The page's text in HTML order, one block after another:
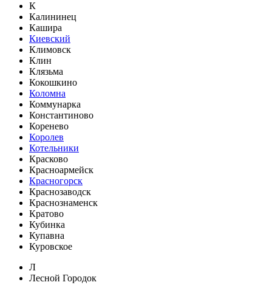
К
Калининец
Кашира
Киевский
Климовск
Клин
Клязьма
Кокошкино
Коломна
Коммунарка
Константиново
Коренево
Королев
Котельники
Красково
Красноармейск
Красногорск
Краснозаводск
Краснознаменск
Кратово
Кубинка
Купавна
Куровское
Л
Лесной Городок